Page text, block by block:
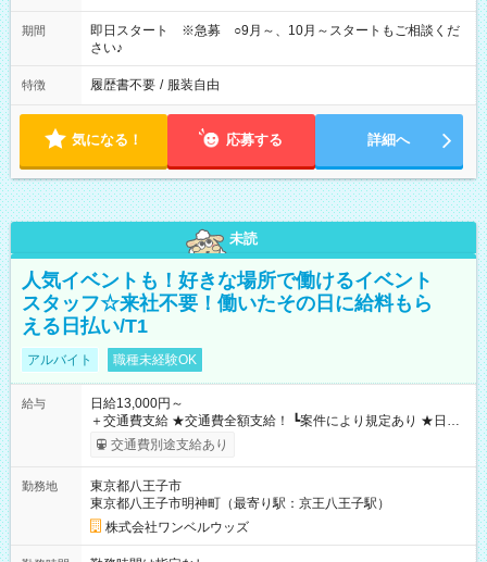
期間
即日スタート ※急募 ○9月～、10月～スタートもご相談くだ
さい♪
特徴 履歴書不要 / 服装自由
気になる！ 応募する 詳細へ
未読
人気イベントも！好きな場所で働けるイベント
スタッフ☆来社不要！働いたその日に給料もら
える日払い/T1
アルバイト 職種未経験OK
給与
日給13,000円～
＋交通費支給 ★交通費全額支給！ ┗案件により規定あり ★日払
いOK！（規定あり） ┗働いたその日に現金GET♪ お仕事後はコ
ンビニATMから 日払い分を引き落とせます！ 【試用期間】試
交通費別途支給あり
勤務地
東京都八王子市
東京都八王子市明神町（最寄り駅：京王八王子駅）
株式会社ワンベルウッズ